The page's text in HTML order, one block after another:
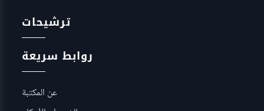
ترشيحات
روابط سريعة
عن المكتبة